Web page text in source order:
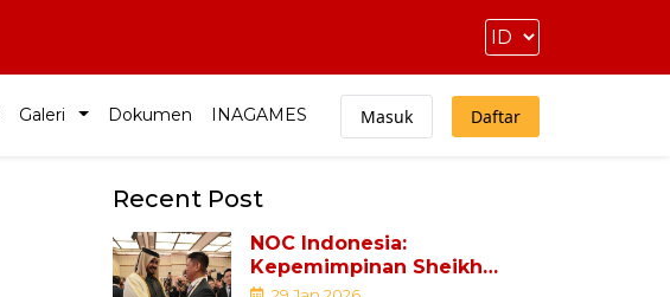
Galeri Dokumen INAGAMES Masuk Daftar
Recent Post
NOC Indonesia:
Kepemimpinan Sheikh
Joaan Al Thani ...